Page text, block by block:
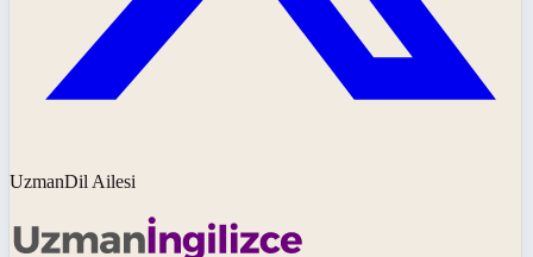
UzmanDil Ailesi